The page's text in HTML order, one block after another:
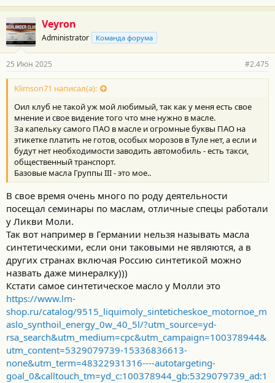
Veyron
Administrator Команда форума
25 Июн 2025 #2.475
Klimson71 написал(а):
Оил клуб не такой уж мой любимый, так как у меня есть свое
мнение и свое видение того что мне нужно в масле.
За капельку самого ПАО в масле и огромные буквы ПАО на
этикетке платить не готов, особых морозов в Туле нет, а если и
будут нет необходимости заводить автомобиль - есть такси,
общественный транспорт.
Базовые масла Группы III - это мое..
В свое время очень много по роду деятельности
посещал семинары по маслам, отличные спецы работали
у Ликви Моли.
Так вот например в Германии нельзя называть масла
синтетическими, если они таковыми не являются, а в
других странах включая Россию синтетикой можно
назвать даже минералку)))
Кстати самое синтетическое масло у Молли это
https://www.lm-
shop.ru/catalog/9515_liquimoly_sinteticheskoe_motornoe_m
aslo_synthoil_energy_0w_40_5l/?utm_source=yd-
rsa_search&utm_medium=cpc&utm_campaign=100378944&
utm_content=5329079739-15336836613-
none&utm_term=48322931316----autotargeting-
goal_0&calltouch_tm=yd_c:100378944_gb:5329079739_ad:1